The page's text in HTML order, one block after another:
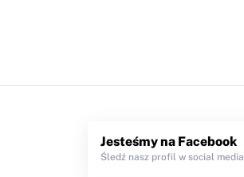
Jesteśmy na Facebook
Śledź nasz profil w social media